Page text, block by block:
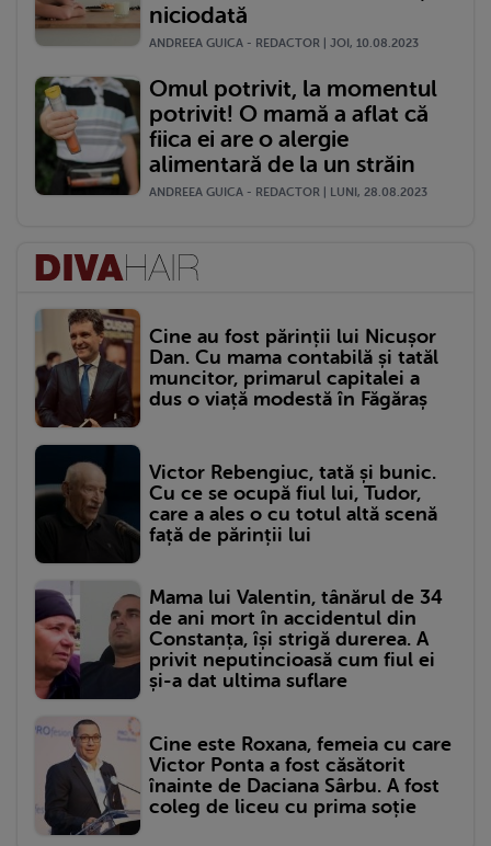
niciodată
ANDREEA GUICA - REDACTOR | JOI, 10.08.2023
Omul potrivit, la momentul
potrivit! O mamă a aflat că
fiica ei are o alergie
alimentară de la un străin
ANDREEA GUICA - REDACTOR | LUNI, 28.08.2023
Cine au fost părinții lui Nicușor
Dan. Cu mama contabilă și tatăl
muncitor, primarul capitalei a
dus o viață modestă în Făgăraș
Victor Rebengiuc, tată și bunic.
Cu ce se ocupă fiul lui, Tudor,
care a ales o cu totul altă scenă
față de părinții lui
Mama lui Valentin, tânărul de 34
de ani mort în accidentul din
Constanța, își strigă durerea. A
privit neputincioasă cum fiul ei
și-a dat ultima suflare
Cine este Roxana, femeia cu care
Victor Ponta a fost căsătorit
înainte de Daciana Sârbu. A fost
coleg de liceu cu prima soție